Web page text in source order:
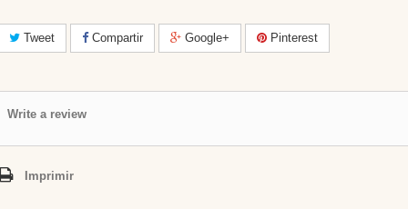
Tweet Compartir Google+ Pinterest
Write a review
Imprimir